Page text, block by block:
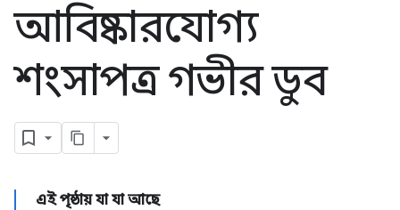
আবিষ্কারযোগ্য
শংসাপত্র গভীর ডুব
এই পৃষ্ঠায় যা যা আছে